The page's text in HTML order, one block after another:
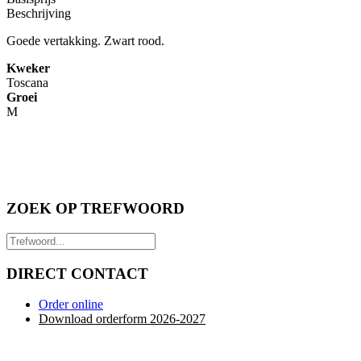
Beschrijving
Goede vertakking. Zwart rood.
Kweker
Toscana
Groei
M
ZOEK OP TREFWOORD
DIRECT CONTACT
Order online
Download orderform 2026-2027